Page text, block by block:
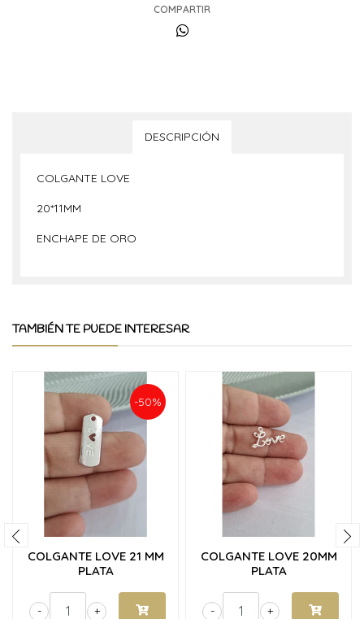
COMPARTIR
DESCRIPCIÓN
COLGANTE LOVE
20*11MM
ENCHAPE DE ORO
TAMBIÉN TE PUEDE INTERESAR
-50%
COLGANTE LOVE 21 MM
PLATA
+
-
COLGANTE LOVE 20MM
PLATA
+
-